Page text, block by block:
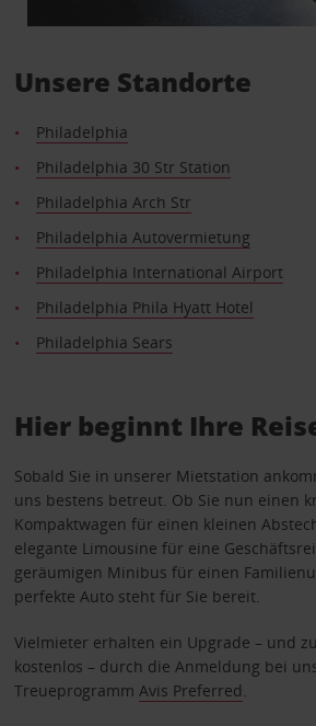
Unsere Standorte
Philadelphia
Philadelphia 30 Str Station
Philadelphia Arch Str
Philadelphia Autovermietung
Philadelphia International Airport
Philadelphia Phila Hyatt Hotel
Philadelphia Sears
Hier beginnt Ihre
Sobald Sie in unserer Mietstation
uns bestens betreut. Ob Sie nun einen
Kompaktwagen für einen kleinen
elegante Limousine für eine
geräumigen Minibus für einen
perfekte Auto steht für Sie bereit.
Vielmieter erhalten ein Upgrade – und
kostenlos – durch die Anmeldung bei
Treueprogramm Avis Preferred